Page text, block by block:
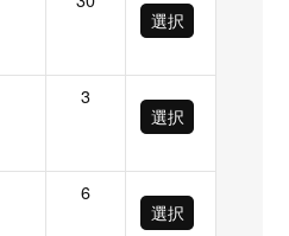
選択
3
選択
6
選択